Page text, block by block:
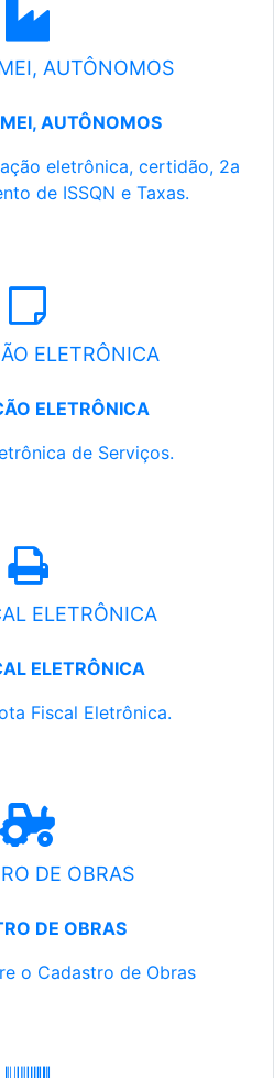
AUTÔNOMOS
AUTÔNOMOS
eletrônica, certidão, 2a
de ISSQN e Taxas.
ELETRÔNICA
ELETRÔNICA
de Serviços.
ELETRÔNICA
ELETRÔNICA
Fiscal Eletrônica.
DE OBRAS
DE OBRAS
o Cadastro de Obras